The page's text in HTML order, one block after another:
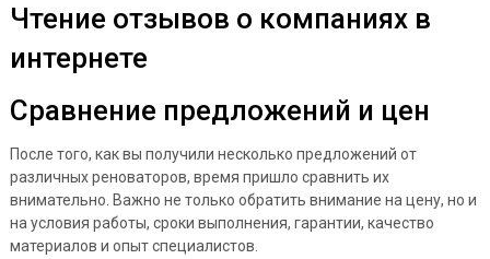
Чтение отзывов о компаниях в
интернете
Сравнение предложений и цен
После того, как вы получили несколько предложений от
различных реноваторов, время пришло сравнить их
внимательно. Важно не только обратить внимание на цену, но и
на условия работы, сроки выполнения, гарантии, качество
материалов и опыт специалистов.